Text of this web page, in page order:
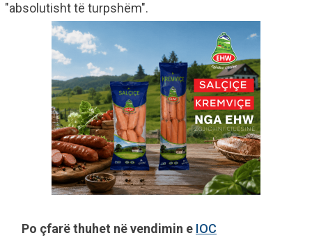
"absolutisht të turpshëm".
Po çfarë thuhet në vendimin e IOC